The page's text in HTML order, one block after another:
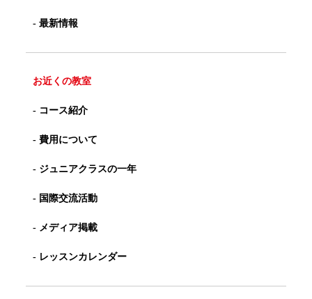
- 最新情報
お近くの教室
- コース紹介
- 費用について
- ジュニアクラスの一年
- 国際交流活動
- メディア掲載
- レッスンカレンダー